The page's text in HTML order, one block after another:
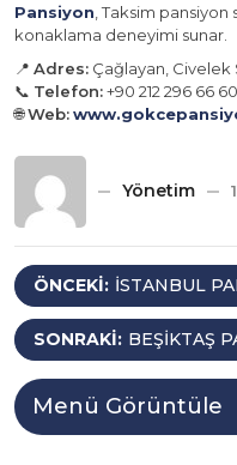
Pansiyon , Taksim
konaklama deneyimi sunar.
📍 Adres: Çağlayan, Civelek
📞 Telefon:+90 212 296 66 60
🌐Web:
Yönetim
Yazı
gezinmesi
ÖNCEKI: İSTANBUL
SONRAKI: BEŞIKTAŞ
Menü Görüntüle